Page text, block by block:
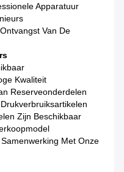
Apparatuur
Van De
Kwaliteit
Reserveonderdelen
Zijn Beschikbaar
Met Onze